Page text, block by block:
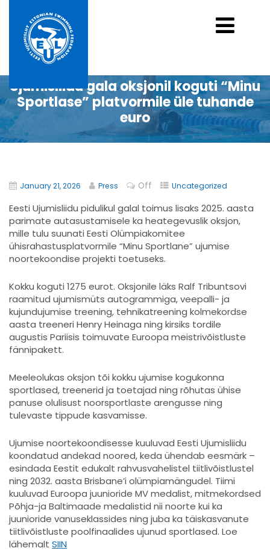
Ujumisliidu gala oksjonil koguti “Minu
Sportlase” platvormile üle tuhande
euro
January 21, 2026 Press Off Uncategorized
Eesti Ujumisliidu pidulikul galal toimus lisaks 2025. aasta
parimate autasustamisele ka heategevuslik oksjon,
mille tulu suunati Eesti Olümpiakomitee
ühisrahastusplatvormile “Minu Sportlane” ujumise
noortekoondise projekti toetuseks.
Kokku koguti 1275 eurot. Oksjonile läks Ralf Tribuntsovi
raamitud ujumismüts autogrammiga, veepalli- ja
kujundujumise treening, tehnikatreening kolmekordse
aasta treeneri Henry Heinaga ning kirsiks tordile
augustis Pariisis toimuvate Euroopa meistrivõistluste
fännipakett.
Meeleolukas oksjon tõi kokku ujumise kogukonna
sportlased, treenerid ja toetajad ning rõhutas ühise
panuse olulisust noorsportlaste arengusse ning
tulevaste tippude kasvamisse.
Ujumise noortekoondisesse kuuluvad Eesti Ujumisliidu
koondatud andekad noored, keda ühendab eesmärk –
esindada Eestit edukalt rahvusvahelistel tiitlivõistlustel
ning 2032. aasta Brisbane’i olümpiamängudel. Tiimi
kuuluvad Euroopa juunioride MV medalist, mitmekordsed
Põhja-ja Baltimaade medalistid nii noorte kui ka
juunioride vanuseklassides ning juba ka täiskasvanute
tiitlivõistluste poolfinaalides ujunud sportlased. Loe
lähemalt SIIN